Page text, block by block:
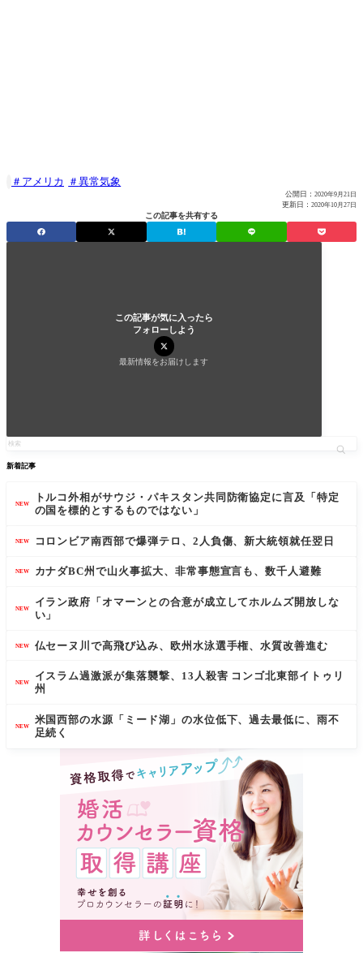
アメリカ 異常気象
公開日： 2020年9月21日
更新日： 2020年10月27日
この記事を共有する
この記事が気に入ったら
フォローしよう
最新情報をお届けします
新着記事
NEW
トルコ外相がサウジ・パキスタン共同防衛協定に言及「特定
の国を標的とするものではない」
NEW コロンビア南西部で爆弾テロ、2人負傷、新大統領就任翌日
NEW カナダBC州で山火事拡大、非常事態宣言も、数千人避難
NEW
イラン政府「オマーンとの合意が成立してホルムズ開放しな
い」
NEW 仏セーヌ川で高飛び込み、欧州水泳選手権、水質改善進む
NEW
イスラム過激派が集落襲撃、13人殺害 コンゴ北東部イトゥリ
州
NEW
米国西部の水源「ミード湖」の水位低下、過去最低に、雨不
足続く